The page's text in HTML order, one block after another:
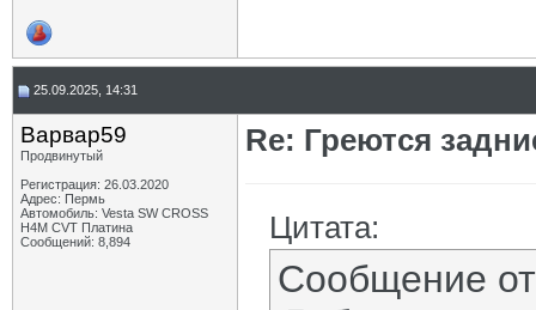
25.09.2025, 14:31
Варвар59
Продвинутый
Регистрация: 26.03.2020
Адрес: Пермь
Автомобиль: Vesta SW CROSS
H4M CVT Платина
Сообщений: 8,894
Re: Греются
Цитата:
Сообщение